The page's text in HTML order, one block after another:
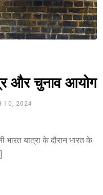
और चुनाव आयोग
10, 2024
यात्रा के दौरान भारत के